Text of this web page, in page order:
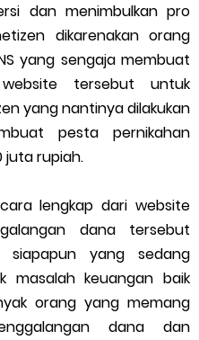
Motor dan Mobil 2023
Biasa dan Upgrade
Barcode Shopeepay
Resi Gosend
Food 2022
dan Jam Operasionalnya
Mengalami Gangguan
dan menimbulkan pro
dikarenakan orang
yang sengaja membuat
tersebut untuk
yang nantinya dilakukan
pesta pernikahan
juta rupiah.
lengkap dari website
dana tersebut
yang sedang
masalah keuangan baik
orang yang memang
dana dan